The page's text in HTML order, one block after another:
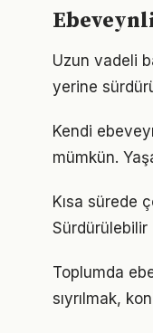
Uzun vadeli
yerine
Kendi
mümkün.
Kısa sürede
Toplumda
sıyrılmak,